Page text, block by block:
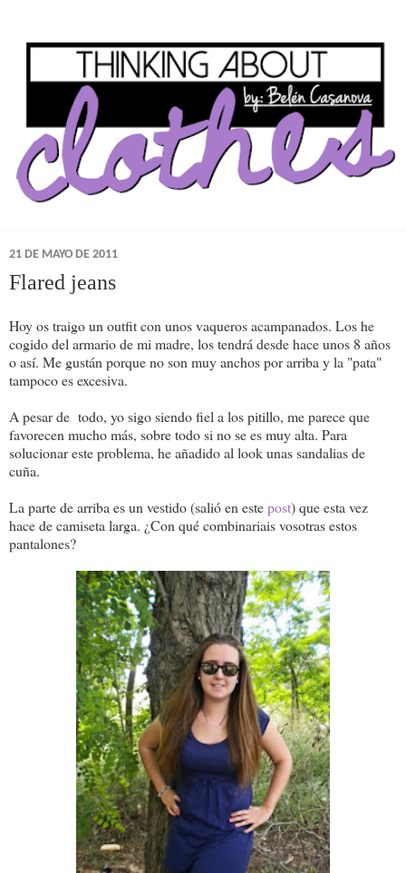
21 DE MAYO DE 2011
Flared jeans
Hoy os traigo un outfit con unos vaqueros acampanados. Los he
cogido del armario de mi madre, los tendrá desde hace unos 8 años
o así. Me gustán porque no son muy anchos por arriba y la "pata"
tampoco es excesiva.
A pesar de todo, yo sigo siendo fiel a los pitillo, me parece que
favorecen mucho más, sobre todo si no se es muy alta. Para
solucionar este problema, he añadido al look unas sandalias de
cuña.
La parte de arriba es un vestido (salió en estepost) que esta vez
hace de camiseta larga. ¿Con qué combinariais vosotras estos
pantalones?